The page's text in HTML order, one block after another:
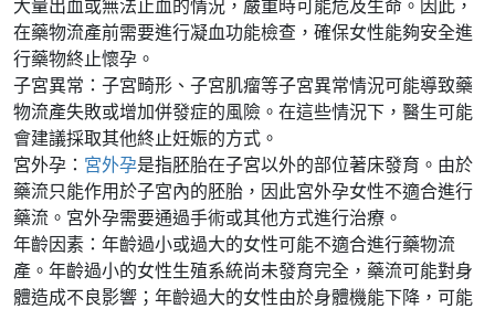
大量出血或無法止血的情況，嚴重時可能危及生命。因此，
在藥物流產前需要進行凝血功能檢查，確保女性能夠安全進
行藥物終止懷孕。
子宮異常：子宮畸形、子宮肌瘤等子宮異常情況可能導致藥
物流產失敗或增加併發症的風險。在這些情況下，醫生可能
會建議採取其他終止妊娠的方式。
宮外孕： 宮外孕是指胚胎在子宮以外的部位著床發育。由於
藥流只能作用於子宮內的胚胎，因此宮外孕女性不適合進行
藥流。宮外孕需要通過手術或其他方式進行治療。
年齡因素：年齡過小或過大的女性可能不適合進行藥物流
產。年齡過小的女性生殖系統尚未發育完全，藥流可能對身
體造成不良影響；年齡過大的女性由於身體機能下降，可能